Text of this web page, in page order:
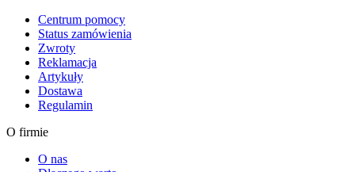
Centrum pomocy
Status zamówienia
Zwroty
Reklamacja
Artykuły
Dostawa
Regulamin
O firmie
O nas